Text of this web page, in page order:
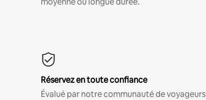
Réservez en toute confiance
Évalué par notre communauté de voyageurs